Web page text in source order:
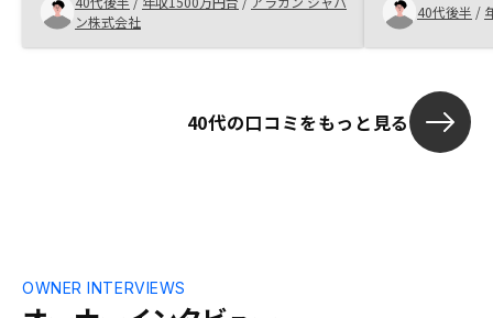
ン株式会社
なのは、給与
償却が終わっ
に増えたりし
気になる点で
40代後半 /
40代の口コミをもっと見る
OWNER INTERVIEWS